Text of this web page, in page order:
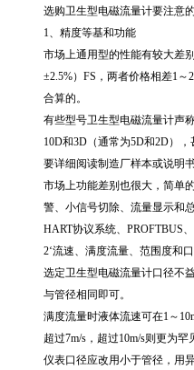
选购卫生型电磁流量计要注意
1、精度等基和功能
市场上通用型的性能有较大差
±2.5%）FS，两者价格相差1
合算的。
有些型号卫生型电磁流量计声
10D和3D（通常为5D和2D）
要详细阅读制造厂样本或说明
市场上功能差别也很大，简单
警、小信号切除、流量显示和
HART协议系统、PROFTBUS
2‘流速、满度流量、范围度和
选定卫生型电磁流量计口径不
与管径相同即可。
满度流量时液体流速可在1～
超过7m/s，超过10m/s则更为
仪表口径应改用小于管径，用